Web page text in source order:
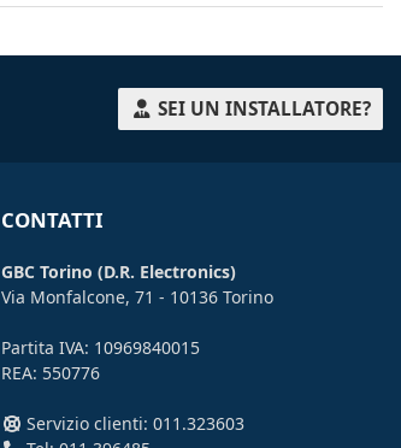
SEI UN INSTALLATORE?
CONTATTI
GBC Torino (D.R. Electronics)
Via Monfalcone, 71 - 10136 Torino
Partita IVA: 10969840015
REA: 550776
Servizio clienti: 011.323603